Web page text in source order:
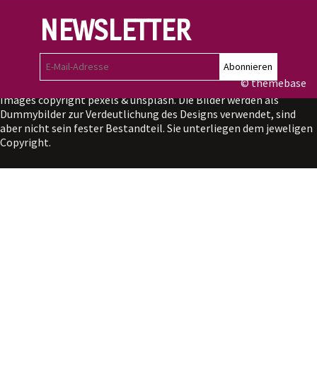
NEWSLETTER
Abonnieren
Kontakt|Impressum|Anmelden
© themebase
Images copyrightpexels&unsplash. Die Bilder werden als
Dummybilder zur Verdeutlichung des Designs verwendet, sind
aber nicht sein fester Bestandteil. Sie unterliegen dem jeweligen
Copyright.